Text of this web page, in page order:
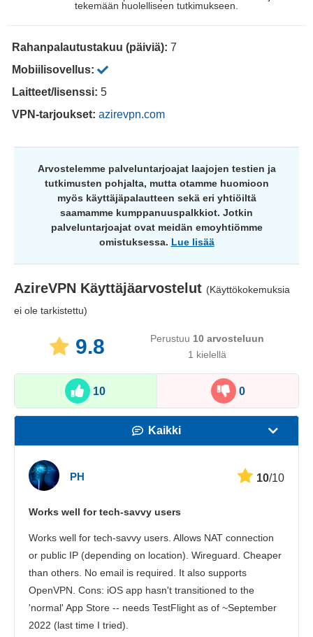
tekemään huolelliseen tutkimukseen.
Rahanpalautustakuu (päiviä): 7
Mobiilisovellus:
Laitteet/lisenssi: 5
VPN-tarjoukset: azirevpn.com
Arvostelemme palveluntarjoajat laajojen testien ja
tutkimusten pohjalta, mutta otamme huomioon
myös käyttäjäpalautteen sekä eri yhtiöiltä
saamamme kumppanuuspalkkiot. Jotkin
palveluntarjoajat ovat meidän emoyhtiömme
omistuksessa. Lue lisää
AzireVPN Käyttäjäarvostelut (Käyttökokemuksia
ei ole tarkistettu)
9.8 Perustuu 10 arvosteluun
1 kielellä
10 0
Kaikki
Turvallisuus
Asiakaspalvelu
PH 10/10
Works well for tech-savvy users
Works well for tech-savvy users. Allows NAT connection
or public IP (depending on location). Wireguard. Cheaper
than others. No email is required. It also supports
OpenVPN. Cons: iOS app hasn't transitioned to the
'normal' App Store -- needs TestFlight as of ~September
2022 (last time I tried).